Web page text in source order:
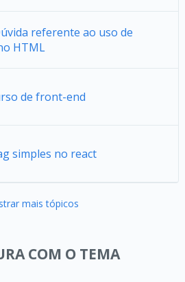
referente ao uso de
HTML
de front-end
simples no react
mais tópicos
COM O TEMA